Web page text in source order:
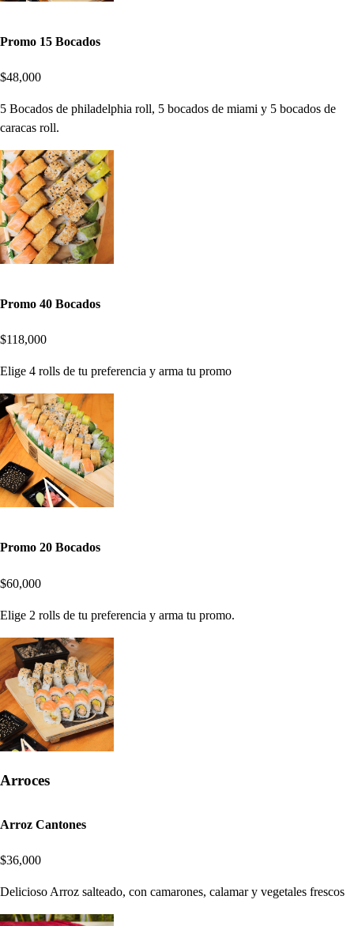
Promo 15 Bocados
$48,000
5 Bocados de philadelphia roll, 5 bocados de miami y 5 bocados de
caracas roll.
Promo 40 Bocados
$118,000
Elige 4 rolls de tu preferencia y arma tu promo
Promo 20 Bocados
$60,000
Elige 2 rolls de tu preferencia y arma tu promo.
Arroces
Arroz Cantones
$36,000
Delicioso Arroz salteado, con camarones, calamar y vegetales frescos